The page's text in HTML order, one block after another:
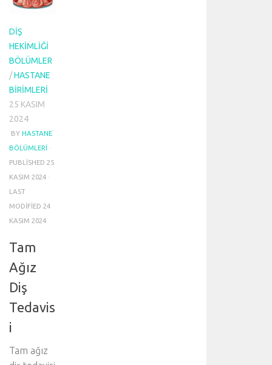
DIŞ
HEKIMLIĞI
BÖLÜMLER
/HASTANE
BIRIMLERI
25 KASIM
2024
BY HASTANE
BÖLÜMLERI ·
PUBLISHED 25
KASIM 2024 ·
LAST
MODIFIED 24
KASIM 2024
Tam
Ağız
Diş
Tedavis
i
Tam ağız